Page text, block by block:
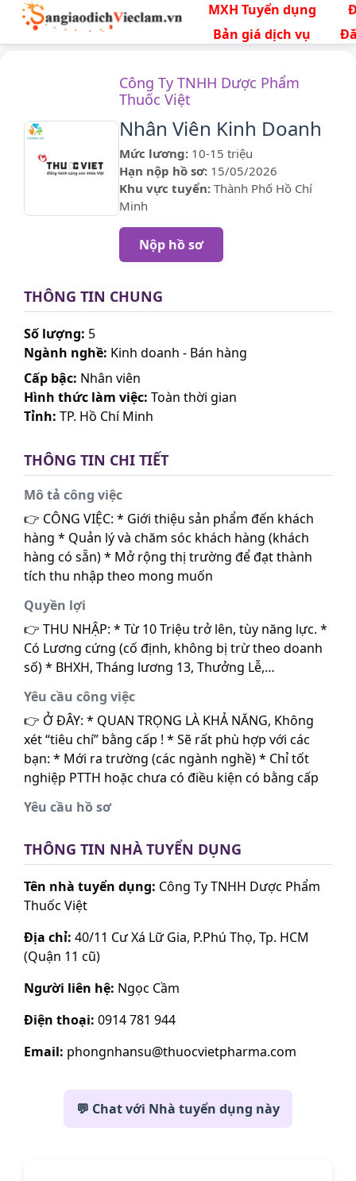
MXH Tuyển dụng
Bản giá dịch vụ
Công Ty TNHH Dược Phẩm
Thuốc Việt
Nhân Viên Kinh Doanh
Mức lương: 10-15 triệu
Hạn nộp hồ sơ: 15/05/2026
Khu vực tuyển: Thành Phố Hồ Chí
Minh
Nộp hồ sơ
THÔNG TIN CHUNG
Số lượng: 5
Ngành nghề: Kinh doanh - Bán hàng
Cấp bậc: Nhân viên
Hình thức làm việc: Toàn thời gian
Tỉnh: TP. Hồ Chí Minh
THÔNG TIN CHI TIẾT
Mô tả công việc
👉 CÔNG VIỆC: * Giới thiệu sản phẩm đến khách
hàng * Quản lý và chăm sóc khách hàng (khách
hàng có sẵn) * Mở rộng thị trường để đạt thành
tích thu nhập theo mong muốn
Quyền lợi
👉 THU NHẬP: * Từ 10 Triệu trở lên, tùy năng lực. *
Có Lương cứng (cố định, không bị trừ theo doanh
số) * BHXH, Tháng lương 13, Thưởng Lễ,…
Yêu cầu công việc
👉 Ở ĐÂY: * QUAN TRỌNG LÀ KHẢ NĂNG, Không
xét “tiêu chí” bằng cấp ! * Sẽ rất phù hợp với các
bạn: * Mới ra trường (các ngành nghề) * Chỉ tốt
nghiệp PTTH hoặc chưa có điều kiện có bằng cấp
Yêu cầu hồ sơ
THÔNG TIN NHÀ TUYỂN DỤNG
Tên nhà tuyển dụng: Công Ty TNHH Dược Phẩm
Thuốc Việt
Địa chỉ: 40/11 Cư Xá Lữ Gia, P.Phú Thọ, Tp. HCM
(Quận 11 cũ)
Người liên hệ: Ngọc Cầm
Điện thoại: 0914 781 944
Email: phongnhansu@thuocvietpharma.com
💬 Chat với Nhà tuyển dụng này